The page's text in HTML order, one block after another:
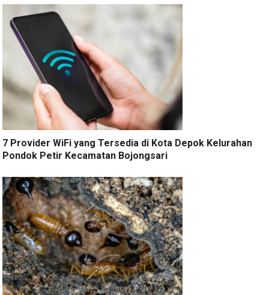
7 Provider WiFi yang Tersedia di Kota Depok Kelurahan
Pondok Petir Kecamatan Bojongsari